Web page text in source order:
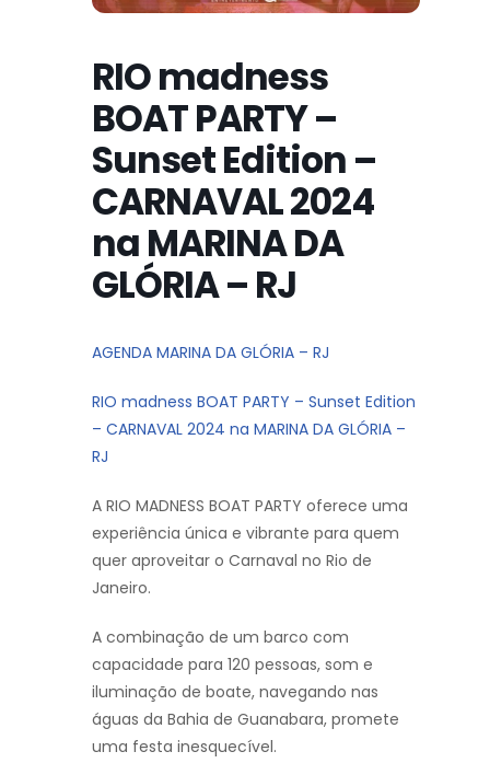
RIO madness
BOAT PARTY –
Sunset Edition –
CARNAVAL 2024
na MARINA DA
GLÓRIA – RJ
AGENDA MARINA DA GLÓRIA – RJ
RIO madness BOAT PARTY – Sunset Edition
– CARNAVAL 2024 na MARINA DA GLÓRIA –
RJ
A RIO MADNESS BOAT PARTY oferece uma
experiência única e vibrante para quem
quer aproveitar o Carnaval no Rio de
Janeiro.
A combinação de um barco com
capacidade para 120 pessoas, som e
iluminação de boate, navegando nas
águas da Bahia de Guanabara, promete
uma festa inesquecível.